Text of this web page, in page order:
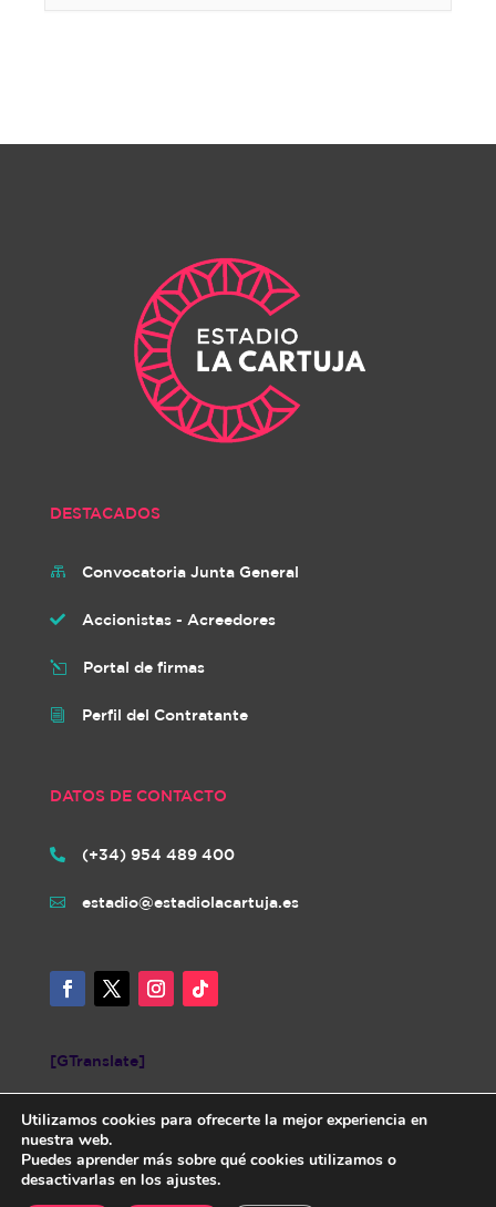
DESTACADOS
 Convocatoria Junta General
 Accionistas - Acreedores
l Portal de firmas
i Perfil del Contratante
DATOS DE CONTACTO
 (+34) 954 489 400
 estadio@estadiolacartuja.es
[GTranslate]
Utilizamos cookies para ofrecerte la mejor experiencia en
nuestra web.
Puedes aprender más sobre qué cookies utilizamos o
desactivarlas en los ajustes.